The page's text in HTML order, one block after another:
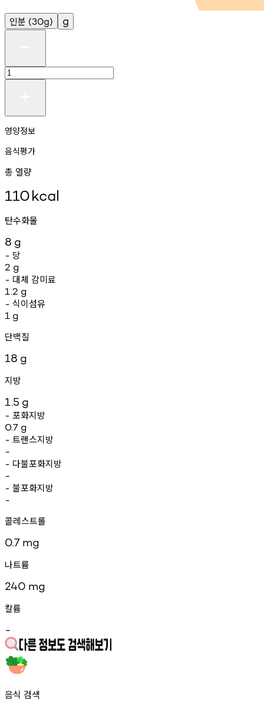
인분 (30g) g
영양정보
음식평가
총 열량
110kcal
탄수화물
8 g
- 당
2 g
- 대체 감미료
1.2 g
- 식이섬유
1 g
단백질
18 g
지방
1.5 g
- 포화지방
0.7 g
- 트랜스지방
-
- 다불포화지방
-
- 불포화지방
-
콜레스트롤
0.7 mg
나트륨
240 mg
칼륨
-
음식 검색